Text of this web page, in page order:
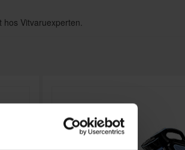
hos Vitvaruexperten.